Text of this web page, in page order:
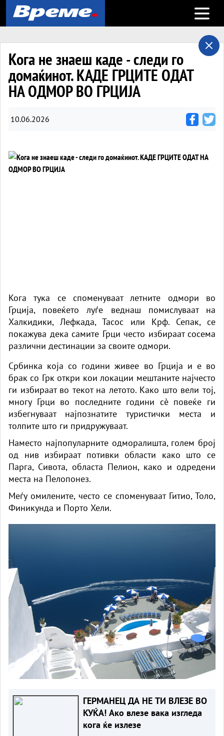
Open
Кога не знаеш каде - следи го
домаќинот. КАДЕ ГРЦИТЕ ОДАТ
НА ОДМОР ВО ГРЦИЈА
10.06.2026
Кога тука се споменуваат летните одмори во
Грција, повеќето луѓе веднаш помислуваат на
Халкидики, Лефкада, Тасос или Крф. Сепак, се
покажува дека самите Грци често избираат сосема
различни дестинации за своите одмори.
Србинка која со години живее во Грција и е во
брак со Грк откри кои локации мештаните најчесто
ги избираат во текот на летото. Како што вели тој,
многу Грци во последните години сè повеќе ги
избегнуваат најпознатите туристички места и
толпите што ги придружуваат.
Наместо најпопуларните одморалишта, голем број
од нив избираат потивки области како што се
Парга, Сивота, областа Пелион, како и одредени
места на Пелопонез.
Меѓу омилените, често се споменуваат Гитио, Толо,
Финикунда и Порто Хели.
ГЕРМАНЕЦ ДА НЕ ТИ ВЛЕЗЕ ВО
КУЌА! Ако влезе вака изгледа
кога ќе излезе